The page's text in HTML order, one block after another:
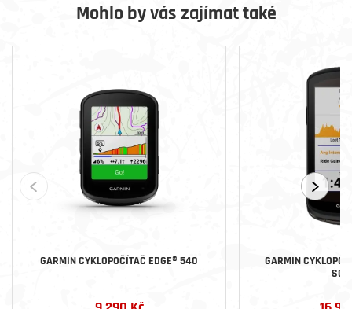
Mohlo by vás zajímat také
GARMIN CYKLOPOČÍTAČ EDGE® 540
GARMIN